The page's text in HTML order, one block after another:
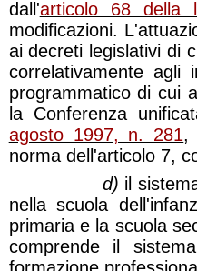
dall'articolo 68 della
modificazioni.
ai decreti legislativi di
correlativamente agli
programmatico di cui
la Conferenza
agosto 1997, n. 281,
norma dell'articolo 7,
d) il
nella scuola
primaria e la scuola
comprende il